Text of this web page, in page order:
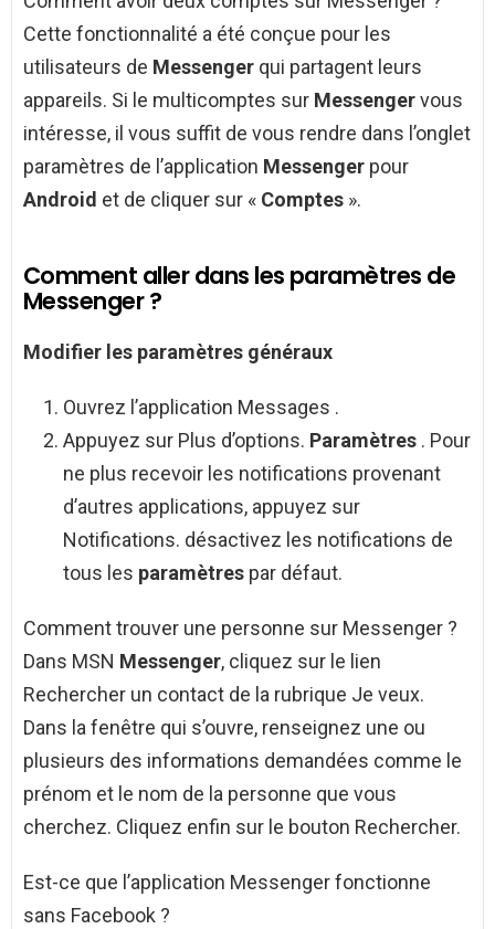
Cette fonctionnalité a été conçue pour les
utilisateurs de Messenger qui partagent leurs
appareils. Si le multicomptes sur Messengervous
intéresse, il vous suffit de vous rendre dans l’onglet
paramètres de l’application Messenger pour
Android et de cliquer sur « Comptes ».
Comment aller dans les paramètres de
Messenger ?
Modifier les paramètres généraux
Ouvrez l’application Messages .
Appuyez sur Plus d’options. Paramètres . Pour
ne plus recevoir les notifications provenant
d’autres applications, appuyez sur
Notifications. désactivez les notifications de
tous les paramètres par défaut.
Comment trouver une personne sur Messenger ?
Dans MSN Messenger, cliquez sur le lien
Rechercher un contact de la rubrique Je veux.
Dans la fenêtre qui s’ouvre, renseignez une ou
plusieurs des informations demandées comme le
prénom et le nom de la personne que vous
cherchez. Cliquez enfin sur le bouton Rechercher.
Est-ce que l’application Messenger fonctionne
sans Facebook ?